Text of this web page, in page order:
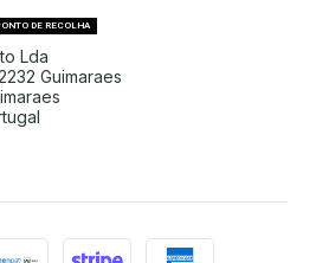
DE RECOLHA
Lda
Guimaraes